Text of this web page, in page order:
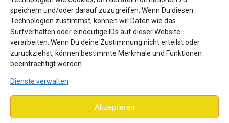
speichern und/oder darauf zuzugreifen. Wenn Du diesen
Technologien zustimmst, können wir Daten wie das
Surfverhalten oder eindeutige IDs auf dieser Website
verarbeiten. Wenn Du deine Zustimmung nicht erteilst oder
zurückziehst, können bestimmte Merkmale und Funktionen
beeinträchtigt werden.
Dienste verwalten
Akzeptieren
17. JUNI 2021
Hohes Gras statt gemähter Rasen?